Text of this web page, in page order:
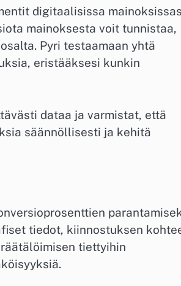
digitaalisissa
mainoksesta voit tunnistaa,
Pyri testaamaan yhtä
eristääksesi kunkin
dataa ja varmistat, että
säännöllisesti ja kehitä
tiedot, kiinnostuksen
tiettyihin